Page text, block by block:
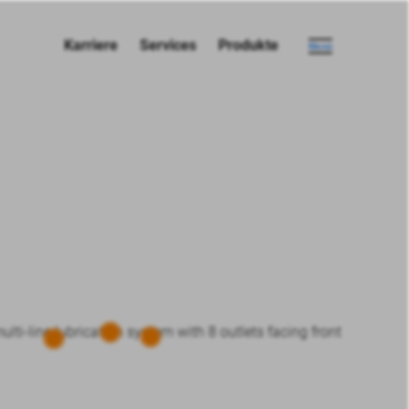
Karriere Services Produkte Menü